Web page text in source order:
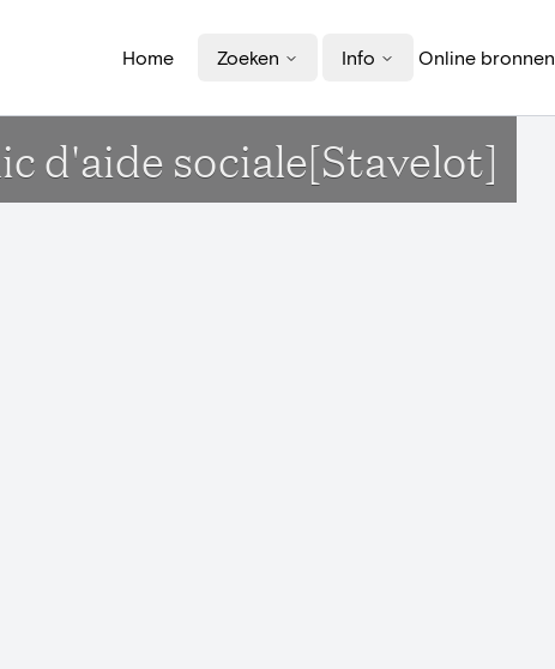
Home Zoeken Info Online bronnen
d'aide sociale[Stavelot]